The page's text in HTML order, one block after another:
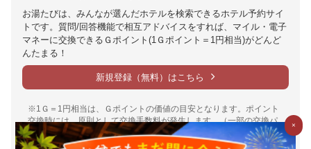
お湯たびは、みんなが選んだホテルを検索できるホテル予約サイ
トです。質問/回答機能で相互アドバイスをすれば、マイル・電子
マネーに交換できるＧポイント(1Ｇポイント＝1円相当)がどんど
んたまる！
新規登録（無料）はこちら
※1Ｇ＝1円相当は、Ｇポイントの価値の目安となります。ポイント
交換時には、原則として交換手数料が発生します。（一部の交換パ
ートナーを除く）また、交換レートや最低交換数量がパートナーご
とに設定されているため、実質的には1円相当を下回ります。（一部
×